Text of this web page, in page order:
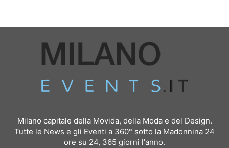
Milano capitale della Movida, della Moda e del Design.
Tutte le News e gli Eventi a 360° sotto la Madonnina 24
ore su 24, 365 giorni l'anno.